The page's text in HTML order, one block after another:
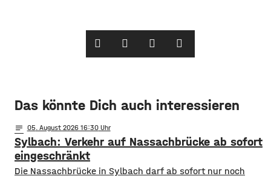
Das könnte Dich auch interessieren
notes 05. August 2026 16:30
Sylbach: Verkehr auf Nassachbrücke ab sofort
eingeschränkt
Die Nassachbrücke in Sylbach darf ab sofort nur noch